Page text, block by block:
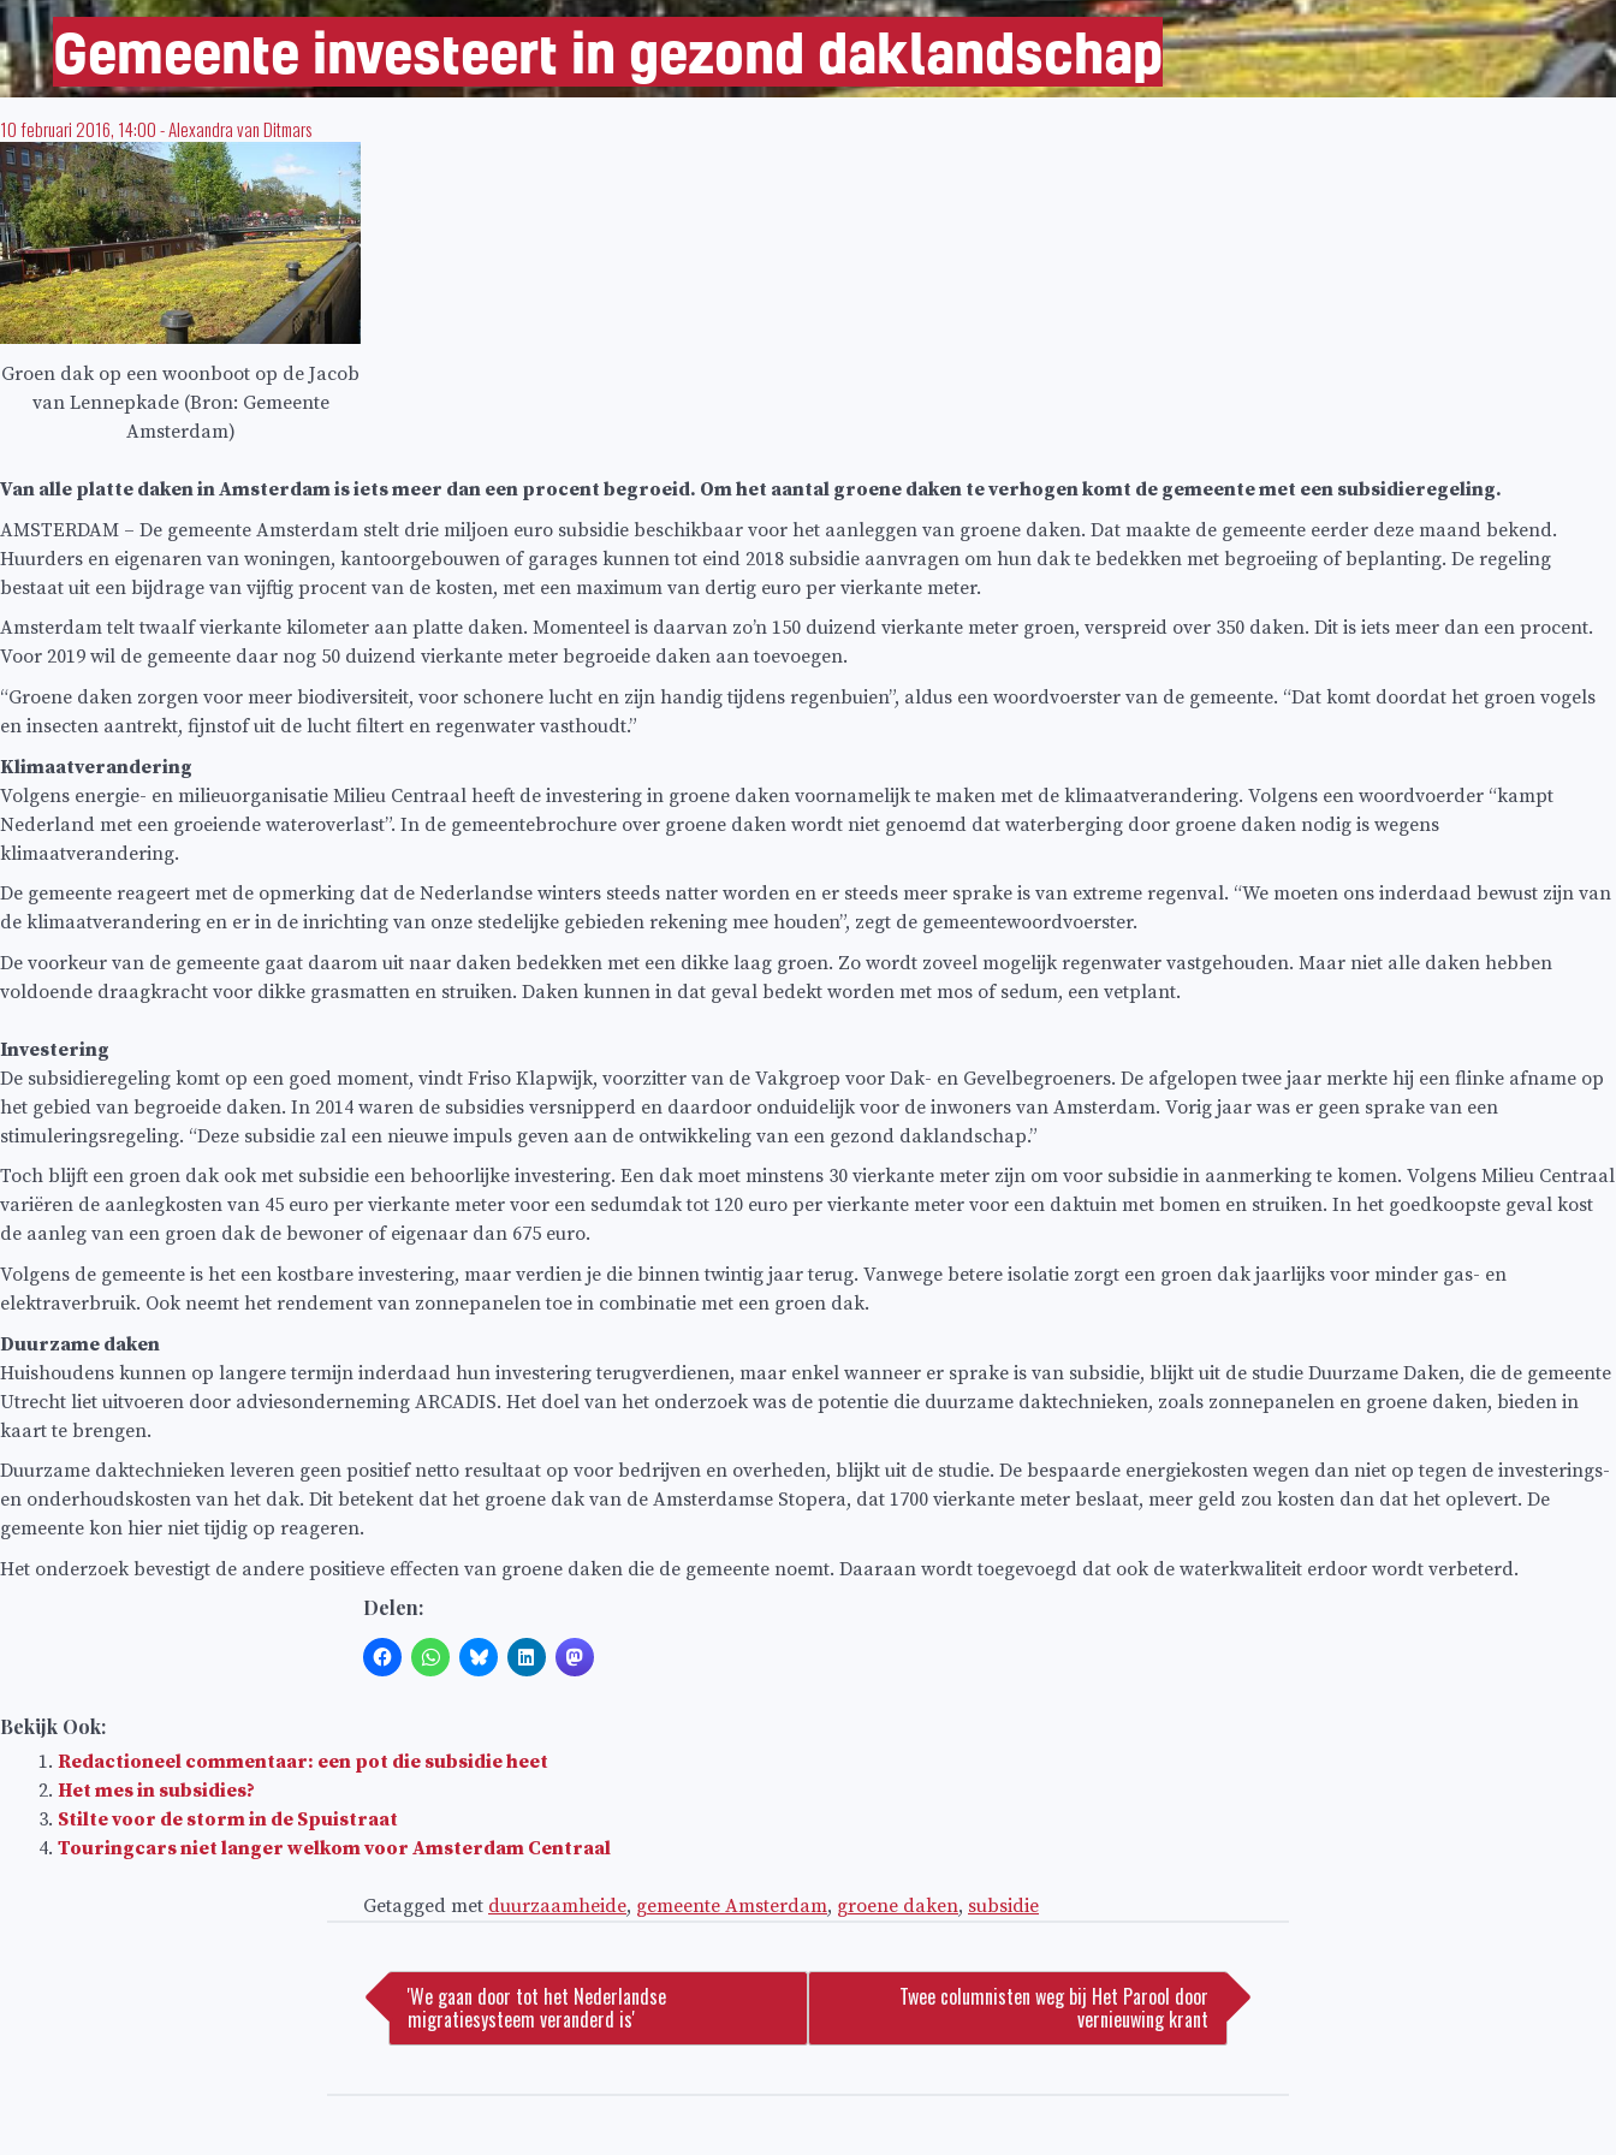
Gemeente investeert in gezond daklandschap
10 februari 2016, 14:00-Alexandra van Ditmars
Groen dak op een woonboot op de Jacob
van Lennepkade (Bron: Gemeente
Amsterdam)
Van alle platte daken in Amsterdam is iets meer dan een procent begroeid. Om het aantal groene daken te verhogen komt de gemeente met een subsidieregeling.
AMSTERDAM – De gemeente Amsterdam stelt drie miljoen euro subsidie beschikbaar voor het aanleggen van groene daken. Dat maakte de gemeente eerder deze maand bekend.
Huurders en eigenaren van woningen, kantoorgebouwen of garages kunnen tot eind 2018 subsidie aanvragen om hun dak te bedekken met begroeiing of beplanting. De regeling
bestaat uit een bijdrage van vijftig procent van de kosten, met een maximum van dertig euro per vierkante meter.
Amsterdam telt twaalf vierkante kilometer aan platte daken. Momenteel is daarvan zo’n 150 duizend vierkante meter groen, verspreid over 350 daken. Dit is iets meer dan een procent.
Voor 2019 wil de gemeente daar nog 50 duizend vierkante meter begroeide daken aan toevoegen.
“Groene daken zorgen voor meer biodiversiteit, voor schonere lucht en zijn handig tijdens regenbuien”, aldus een woordvoerster van de gemeente. “Dat komt doordat het groen vogels
en insecten aantrekt, fijnstof uit de lucht filtert en regenwater vasthoudt.”
Klimaatverandering
Volgens energie- en milieuorganisatie Milieu Centraal heeft de investering in groene daken voornamelijk te maken met de klimaatverandering. Volgens een woordvoerder “kampt
Nederland met een groeiende wateroverlast”. In de gemeentebrochure over groene daken wordt niet genoemd dat waterberging door groene daken nodig is wegens
klimaatverandering.
De gemeente reageert met de opmerking dat de Nederlandse winters steeds natter worden en er steeds meer sprake is van extreme regenval. “We moeten ons inderdaad bewust zijn van
de klimaatverandering en er in de inrichting van onze stedelijke gebieden rekening mee houden”, zegt de gemeentewoordvoerster.
De voorkeur van de gemeente gaat daarom uit naar daken bedekken met een dikke laag groen. Zo wordt zoveel mogelijk regenwater vastgehouden. Maar niet alle daken hebben
voldoende draagkracht voor dikke grasmatten en struiken. Daken kunnen in dat geval bedekt worden met mos of sedum, een vetplant.
Investering
De subsidieregeling komt op een goed moment, vindt Friso Klapwijk, voorzitter van de Vakgroep voor Dak- en Gevelbegroeners. De afgelopen twee jaar merkte hij een flinke afname op
het gebied van begroeide daken. In 2014 waren de subsidies versnipperd en daardoor onduidelijk voor de inwoners van Amsterdam. Vorig jaar was er geen sprake van een
stimuleringsregeling. “Deze subsidie zal een nieuwe impuls geven aan de ontwikkeling van een gezond daklandschap.”
Toch blijft een groen dak ook met subsidie een behoorlijke investering. Een dak moet minstens 30 vierkante meter zijn om voor subsidie in aanmerking te komen. Volgens Milieu Centraal
variëren de aanlegkosten van 45 euro per vierkante meter voor een sedumdak tot 120 euro per vierkante meter voor een daktuin met bomen en struiken. In het goedkoopste geval kost
de aanleg van een groen dak de bewoner of eigenaar dan 675 euro.
Volgens de gemeente is het een kostbare investering, maar verdien je die binnen twintig jaar terug. Vanwege betere isolatie zorgt een groen dak jaarlijks voor minder gas- en
elektraverbruik. Ook neemt het rendement van zonnepanelen toe in combinatie met een groen dak.
Duurzame daken
Huishoudens kunnen op langere termijn inderdaad hun investering terugverdienen, maar enkel wanneer er sprake is van subsidie, blijkt uit de studie Duurzame Daken, die de gemeente
Utrecht liet uitvoeren door adviesonderneming ARCADIS. Het doel van het onderzoek was de potentie die duurzame daktechnieken, zoals zonnepanelen en groene daken, bieden in
kaart te brengen.
Duurzame daktechnieken leveren geen positief netto resultaat op voor bedrijven en overheden, blijkt uit de studie. De bespaarde energiekosten wegen dan niet op tegen de investerings-
en onderhoudskosten van het dak. Dit betekent dat het groene dak van de Amsterdamse Stopera, dat 1700 vierkante meter beslaat, meer geld zou kosten dan dat het oplevert. De
gemeente kon hier niet tijdig op reageren.
Het onderzoek bevestigt de andere positieve effecten van groene daken die de gemeente noemt. Daaraan wordt toegevoegd dat ook de waterkwaliteit erdoor wordt verbeterd.
Delen:
Bekijk Ook:
Redactioneel commentaar: een pot die subsidie heet
Het mes in subsidies?
Stilte voor de storm in de Spuistraat
Touringcars niet langer welkom voor Amsterdam Centraal
Getagged met duurzaamheide, gemeente Amsterdam, groene daken, subsidie
navigatie
'We gaan door tot het Nederlandse
migratiesysteem veranderd is'
Twee columnisten weg bij Het Parool door
vernieuwing krant